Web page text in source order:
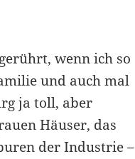
wenn ich so
und auch mal
ja toll, aber
Häuser, das
der Industrie –